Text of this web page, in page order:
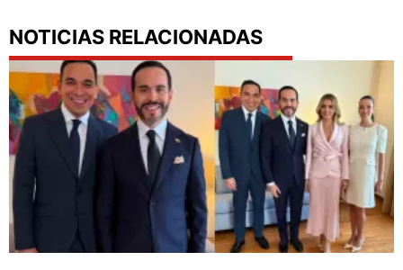
NOTICIAS RELACIONADAS